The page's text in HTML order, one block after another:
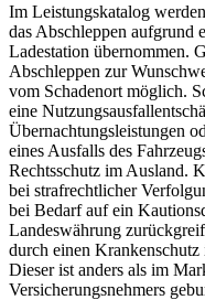
Im Leistungskatalog
das Abschleppen aufgrund
Ladestation übernommen.
Abschleppen zur
vom Schadenort möglich.
eine
Übernachtungsleistungen
eines Ausfalls des
Rechtsschutz im Ausland.
bei strafrechtlicher
bei Bedarf auf ein
Landeswährung
durch einen
Dieser ist anders als im
Versicherungsnehmers